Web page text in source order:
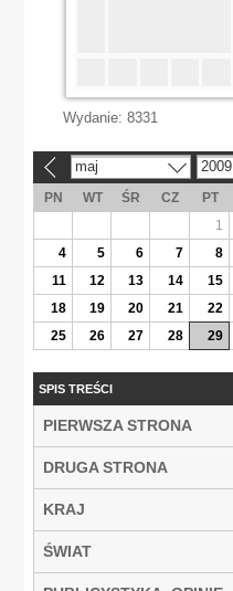
Wydanie: 8331
maj 2009
PN WT ŚR CZ PT
1
4
5 6 7 8
11
12 13 14 15
18
19 20 21 22
25
26 27 28 29
SPIS TREŚCI
PIERWSZA STRONA
DRUGA STRONA
KRAJ
ŚWIAT